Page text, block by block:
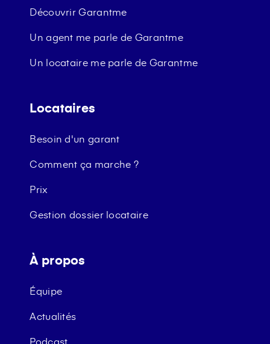
Découvrir Garantme
Un agent me parle de Garantme
Un locataire me parle de Garantme
Locataires
Besoin d'un garant
Comment ça marche ?
Prix
Gestion dossier locataire
À propos
Équipe
Actualités
Podcast